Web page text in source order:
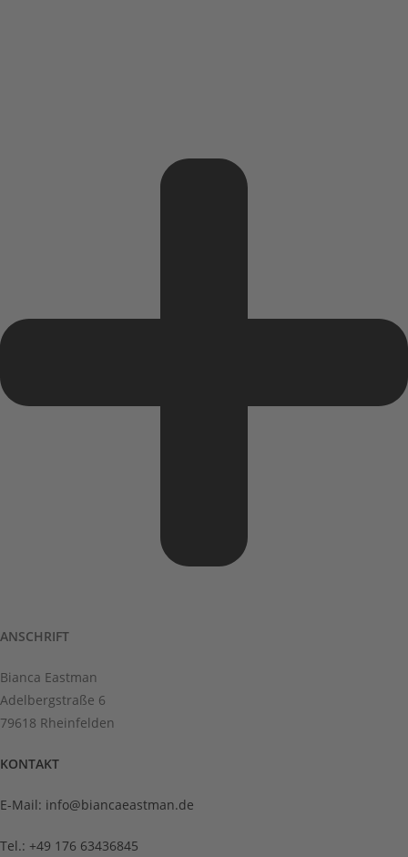
ANSCHRIFT
Bianca Eastman
Adelbergstraße 6
79618 Rheinfelden
KONTAKT
E-Mail: info@biancaeastman.de
Tel.: +49 176 63436845